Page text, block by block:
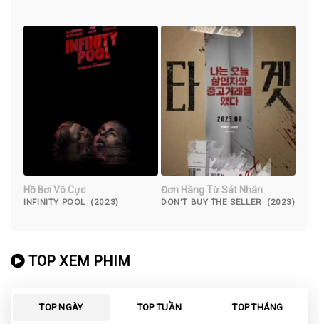
Hồ Bơi Vô Cực
INFINITY POOL (2023)
Đơn Hàng Từ Sát Nhân
DON'T BUY THE SELLER (2023)
TOP XEM PHIM
TOP NGÀY TOP TUẦN TOP THÁNG